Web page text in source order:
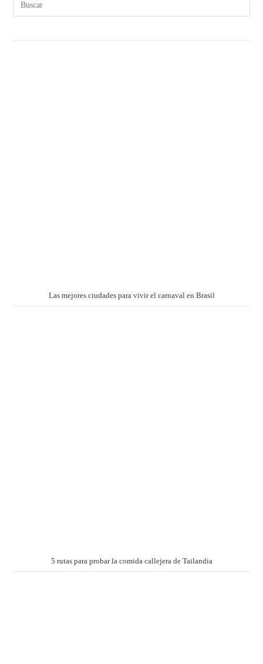
Las mejores ciudades para vivir el carnaval en Brasil
5 rutas para probar la comida callejera de Tailandia